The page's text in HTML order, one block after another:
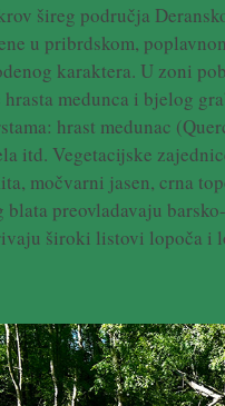
šireg područja
u pribrdskom,
karaktera. U zoni
medunca i bjelog
hrast medunac
itd. Vegetacijske
močvarni jasen, crna
blata preovladavaju
široki listovi lopoča i